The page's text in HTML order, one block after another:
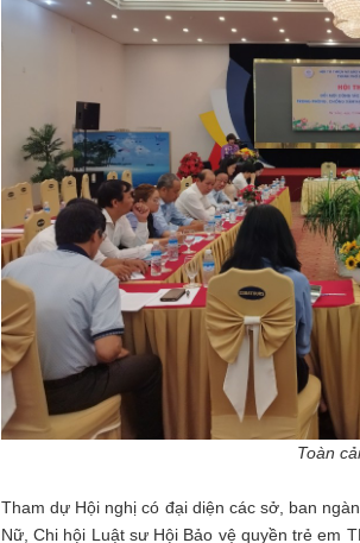
Toàn
Tham dự Hội nghị có đại diện các sở, ban
Nữ, Chi hội Luật sư Hội Bảo vệ quyền trẻ em